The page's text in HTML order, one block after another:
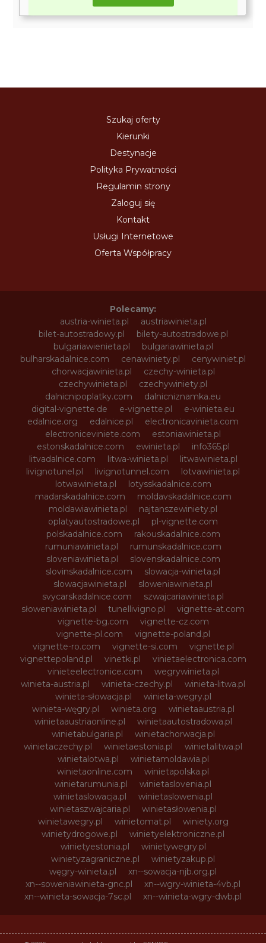
Szukaj oferty
Kierunki
Destynacje
Polityka Prywatności
Regulamin strony
Zaloguj się
Kontakt
Usługi Internetowe
Oferta Współpracy
Polecamy:
austria-winieta.pl
austriawinieta.pl
bilet-autostradowy.pl
bilety-autostradowe.pl
bulgariawienieta.pl
bulgariawinieta.pl
bulharskadalnice.com
cenawiniety.pl
cenywiniet.pl
chorwacjawinieta.pl
czechy-winieta.pl
czechywinieta.pl
czechywiniety.pl
dalnicnipoplatky.com
dalnicniznamka.eu
digital-vignette.de
e-vignette.pl
e-winieta.eu
edalnice.org
edalnice.pl
electronicavinieta.com
electroniceviniete.com
estoniawinieta.pl
estonskadalnice.com
ewinieta.pl
info365.pl
litvadalnice.com
litwa-winieta.pl
litwawinieta.pl
livignotunel.pl
livignotunnel.com
lotvawinieta.pl
lotwawinieta.pl
lotysskadalnice.com
madarskadalnice.com
moldavskadalnice.com
moldawiawinieta.pl
najtanszewiniety.pl
oplatyautostradowe.pl
pl-vignette.com
polskadalnice.com
rakouskadalnice.com
rumuniawinieta.pl
rumunskadalnice.com
sloveniawinieta.pl
slovenskadalnice.com
slovinskadalnice.com
slowacja-winieta.pl
slowacjawinieta.pl
sloweniawinieta.pl
svycarskadalnice.com
szwajcariawinieta.pl
słoweniawinieta.pl
tunellivigno.pl
vignette-at.com
vignette-bg.com
vignette-cz.com
vignette-pl.com
vignette-poland.pl
vignette-ro.com
vignette-si.com
vignette.pl
vignettepoland.pl
vinetki.pl
vinietaelectronica.com
vinieteelectronice.com
wegrywinieta.pl
winieta-austria.pl
winieta-czechy.pl
winieta-litwa.pl
winieta-słowacja.pl
winieta-wegry.pl
winieta-węgry.pl
winieta.org
winietaaustria.pl
winietaaustriaonline.pl
winietaautostradowa.pl
winietabulgaria.pl
winietachorwacja.pl
winietaczechy.pl
winietaestonia.pl
winietalitwa.pl
winietalotwa.pl
winietamoldawia.pl
winietaonline.com
winietapolska.pl
winietarumunia.pl
winietaslovenia.pl
winietaslowacja.pl
winietaslowenia.pl
winietaszwajcaria.pl
winietasłowenia.pl
winietawegry.pl
winietomat.pl
winiety.org
winietydrogowe.pl
winietyelektroniczne.pl
winietyestonia.pl
winietywegry.pl
winietyzagraniczne.pl
winietyzakup.pl
węgry-winieta.pl
xn--sowacja-njb.org.pl
xn--soweniawinieta-gnc.pl
xn--wgry-winieta-4vb.pl
xn--winieta-sowacja-7sc.pl
xn--winieta-wgry-dwb.pl